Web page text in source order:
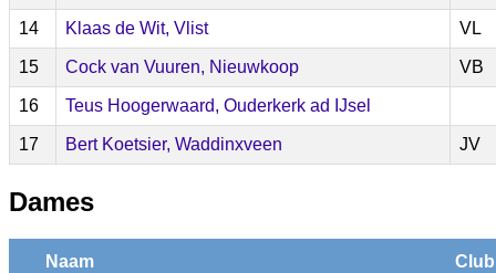
14 Klaas de Wit, Vlist VL
15 Cock van Vuuren, Nieuwkoop VB
16 Teus Hoogerwaard, Ouderkerk ad IJsel
17 Bert Koetsier, Waddinxveen JV
Dames
Naam Club